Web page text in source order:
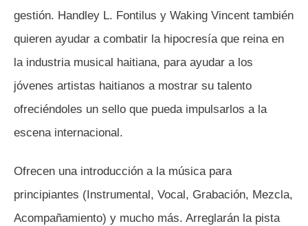
gestión. Handley L. Fontilus y Waking Vincent también
quieren ayudar a combatir la hipocresía que reina en
la industria musical haitiana, para ayudar a los
jóvenes artistas haitianos a mostrar su talento
ofreciéndoles un sello que pueda impulsarlos a la
escena internacional.
Ofrecen una introducción a la música para
principiantes (Instrumental, Vocal, Grabación, Mezcla,
Acompañamiento) y mucho más. Arreglarán la pista